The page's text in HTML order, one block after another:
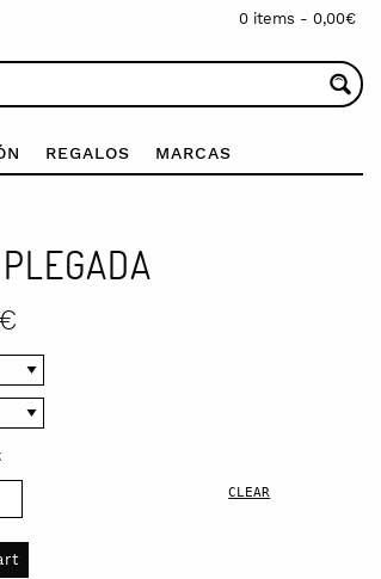
0 items - 0,00€
REGALOS MARCAS
€
CLEAR